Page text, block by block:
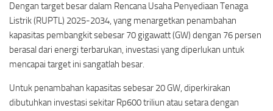
Dengan target besar dalam Rencana Usaha Penyediaan Tenaga
Listrik (RUPTL) 2025-2034, yang menargetkan penambahan
kapasitas pembangkit sebesar 70 gigawatt (GW) dengan 76 persen
berasal dari energi terbarukan, investasi yang diperlukan untuk
mencapai target ini sangatlah besar.
Untuk penambahan kapasitas sebesar 20 GW, diperkirakan
dibutuhkan investasi sekitar Rp600 triliun atau setara dengan